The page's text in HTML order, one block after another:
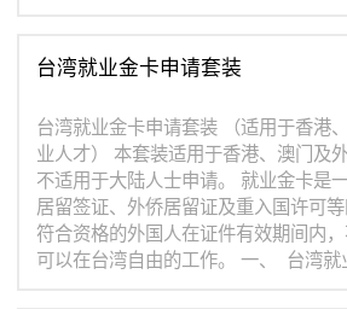
台湾就业金卡申请套装
台湾就业金卡申请套装 （适用于香港
业人才） 本套装适用于香港、澳门及
不适用于大陆人士申请。 就业金卡是
居留签证、外侨居留证及重入国许可等
符合资格的外国人在证件有效期间内
可以在台湾自由的工作。 一、 台湾